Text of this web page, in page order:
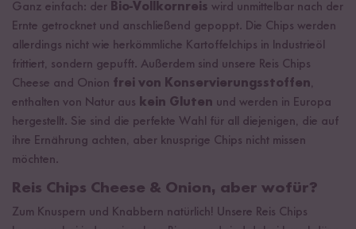
Ganz einfach: der Bio-Vollkornreis wird unmittelbar nach der
Ernte getrocknet und anschließend gepoppt. Die Chips werden
allerdings nicht wie herkömmliche Kartoffelchips in Industrieöl
frittiert, sondern gepufft. Außerdem sind unsere Reis Chips
Cheese and Onion frei von Konservierungsstoffen,
enthalten von Natur aus kein Gluten und werden in Europa
hergestellt. Sie sind die perfekte Wahl für all diejenigen, die auf
ihre Ernährung achten, aber knusprige Chips nicht missen
möchten.
Reis Chips Cheese & Onion, aber wofür?
Zum Knuspern und Knabbern natürlich! Unsere Reis Chips